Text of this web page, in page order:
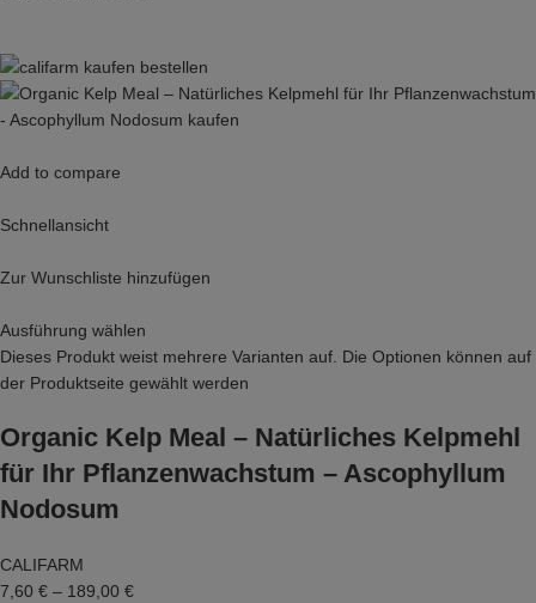
Add to compare
Schnellansicht
Zur Wunschliste hinzufügen
Ausführung wählen
Dieses Produkt weist mehrere Varianten auf. Die Optionen können auf
der Produktseite gewählt werden
Organic Kelp Meal – Natürliches Kelpmehl
für Ihr Pflanzenwachstum – Ascophyllum
Nodosum
CALIFARM
7,60 € – 189,00 €